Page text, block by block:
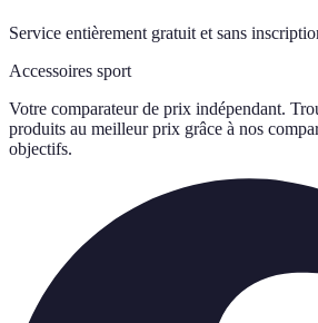
Service entièrement gratuit et sans
Accessoires sport
Votre comparateur de prix indépendant.
produits au meilleur prix grâce à nos
objectifs.